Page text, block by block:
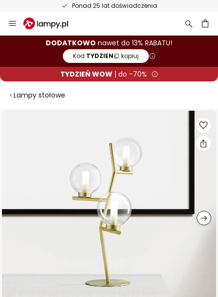
Ponad 25 lat doświadczenia
Przejdź
do
DODATKOWO nawet do 13% RABATU!
Kod:TYDZIEN kopiuj
TYDZIEŃ WOW| do -70%
Lampy stołowe